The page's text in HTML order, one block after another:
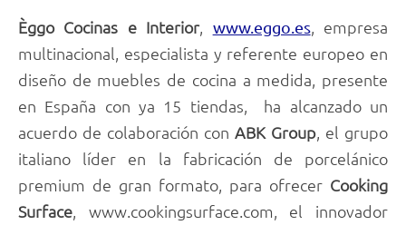
Èggo Cocinas e Interior, www.eggo.es, empresa
multinacional, especialista y referente europeo en
diseño de muebles de cocina a medida, presente
en España con ya 15 tiendas, ha alcanzado un
acuerdo de colaboración con ABK Group, el grupo
italiano líder en la fabricación de porcelánico
premium de gran formato, para ofrecer Cooking
Surface, www.cookingsurface.com, el innovador